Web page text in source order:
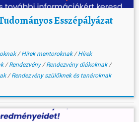
Esszépályázat
/Hírek mentoroknak/Hírek
/Rendezvény/Rendezvény diákoknak/
/Rendezvény szülőknek és tanároknak